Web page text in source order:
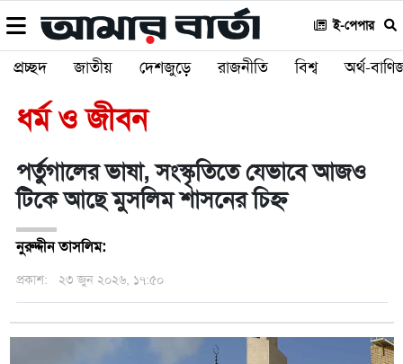
ই-পেপার
প্রচ্ছদ জাতীয় দেশজুড়ে রাজনীতি বিশ্ব অর্থ-
ধর্ম ও জীবন
পর্তুগালের ভাষা, সংস্কৃতিতে যেভাবে আজও
টিকে আছে মুসলিম শাসনের চিহ্ন
নুরুদ্দীন তাসলিম:
প্রকাশ: ২৩ জুন ২০২৬, ১৭:৫০